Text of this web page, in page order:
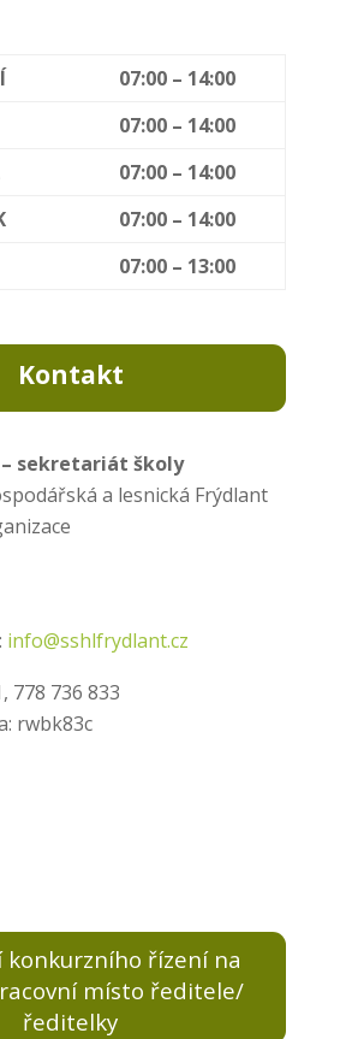
07:00 – 14:00
07:00 – 14:00
07:00 – 14:00
07:00 – 14:00
07:00 – 13:00
Kontakt
sekretariát školy
a lesnická Frýdlant
info@sshlfrydlant.cz
778 736 833
rwbk83c
konkurzního řízení na
místo ředitele/
ředitelky